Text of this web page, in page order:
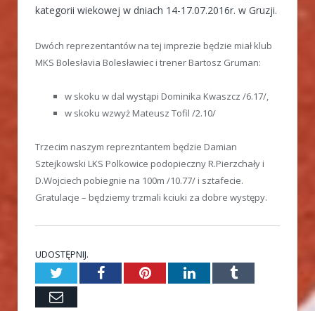
kategorii wiekowej w dniach 14-17.07.2016r. w Gruzji.
Dwóch reprezentantów na tej imprezie będzie miał klub
MKS Bolesłavia Bolesławiec i trener Bartosz Gruman:
w skoku w dal wystąpi Dominika Kwaszcz /6.17/,
w skoku wzwyż Mateusz Tofil /2.10/
Trzecim naszym reprezntantem będzie Damian
Sztejkowski LKS Polkowice podopieczny R.Pierzchały i
D.Wojciech pobiegnie na 100m /10.77/ i sztafecie.
Gratulacje – będziemy trzmali kciuki za dobre występy.
UDOSTĘPNIJ.
TwitterFacebookPinterestLinkedInTumblr
Email